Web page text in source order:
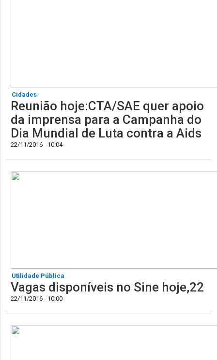
Cidades
Reunião hoje:CTA/SAE quer apoio
da imprensa para a Campanha do
Dia Mundial de Luta contra a Aids
22/11/2016 - 10:04
Utilidade Pública
Vagas disponíveis no Sine hoje,22
22/11/2016 - 10:00